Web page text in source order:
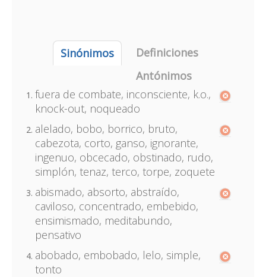
Sinónimos
Definiciones
Antónimos
fuera de combate, inconsciente, k.o.,
knock-out, noqueado
alelado, bobo, borrico, bruto,
cabezota, corto, ganso, ignorante,
ingenuo, obcecado, obstinado, rudo,
simplón, tenaz, terco, torpe, zoquete
abismado, absorto, abstraído,
caviloso, concentrado, embebido,
ensimismado, meditabundo,
pensativo
abobado, embobado, lelo, simple,
tonto